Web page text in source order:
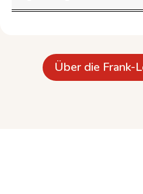
Über die Frank-